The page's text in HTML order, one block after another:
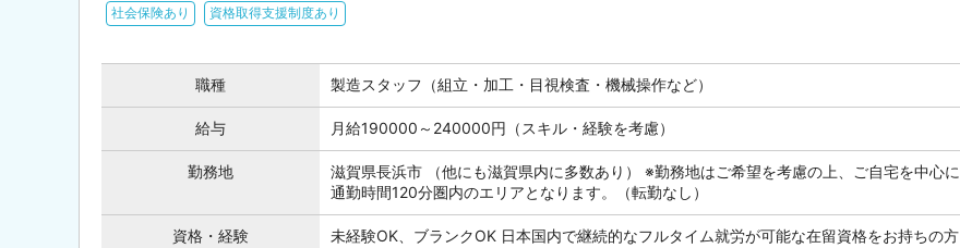
社会保険あり 資格取得支援制度あり
職種 製造スタッフ（組立・加工・目視検査・機械操作など）
給与 月給190000～240000円（スキル・経験を考慮）
勤務地
滋賀県長浜市 （他にも滋賀県内に多数あり） ※勤務地はご希望を考慮の上、ご自宅を中心に
通勤時間120分圏内のエリアとなります。（転勤なし）
資格・経験
未経験OK、ブランクOK 日本国内で継続的なフルタイム就労が可能な在留資格をお持ちの方